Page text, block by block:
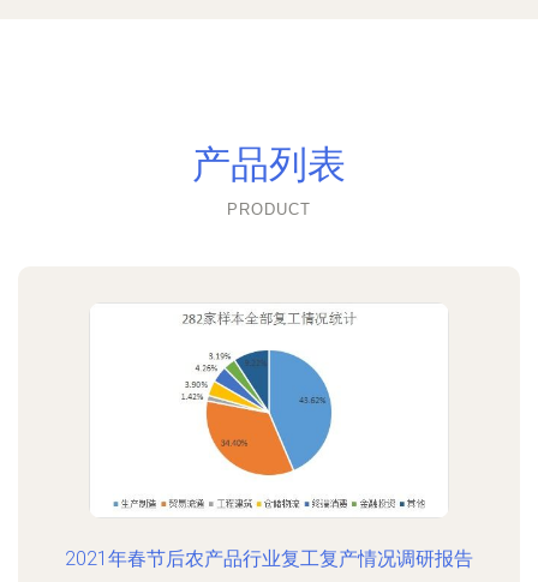
产品列表
PRODUCT
2021年春节后农产品行业复工复产情况调研报告